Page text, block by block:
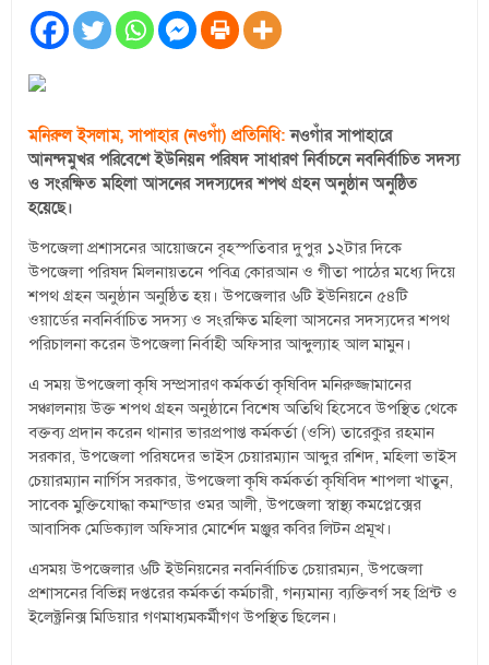
মনিরুল ইসলাম, সাপাহার (নওগাঁ) প্রতিনিধি: নওগাঁর সাপাহারে
আনন্দমুখর পরিবেশে ইউনিয়ন পরিষদ সাধারণ নির্বাচনে নবনির্বাচিত সদস্য
ও সংরক্ষিত মহিলা আসনের সদস্যদের শপথ গ্রহন অনুষ্ঠান অনুষ্ঠিত
হয়েছে।
উপজেলা প্রশাসনের আয়োজনে বৃহস্পতিবার দুপুর ১২টার দিকে
উপজেলা পরিষদ মিলনায়তনে পবিত্র কোরআন ও গীতা পাঠের মধ্যে দিয়ে
শপথ গ্রহন অনুষ্ঠান অনুষ্ঠিত হয়। উপজেলার ৬টি ইউনিয়নে ৫৪টি
ওয়ার্ডের নবনির্বাচিত সদস্য ও সংরক্ষিত মহিলা আসনের সদস্যদের শপথ
পরিচালনা করেন উপজেলা নির্বাহী অফিসার আব্দুল্যাহ আল মামুন।
এ সময় উপজেলা কৃষি সম্প্রসারণ কর্মকর্তা কৃষিবিদ মনিরুজ্জামানের
সঞ্চালনায় উক্ত শপথ গ্রহন অনুষ্ঠানে বিশেষ অতিথি হিসেবে উপস্থিত থেকে
বক্তব্য প্রদান করেন থানার ভারপ্রপাপ্ত কর্মকর্তা (ওসি) তারেকুর রহমান
সরকার, উপজেলা পরিষদের ভাইস চেয়ারম্যান আব্দুর রশিদ, মহিলা ভাইস
চেয়ারম্যান নার্গিস সরকার, উপজেলা কৃষি কর্মকর্তা কৃষিবিদ শাপলা খাতুন,
সাবেক মুক্তিযোদ্ধা কমান্ডার ওমর আলী, উপজেলা স্বাস্থ্য কমপ্লেক্সের
আবাসিক মেডিক্যাল অফিসার মোর্শেদ মঞ্জুর কবির লিটন প্রমূখ।
এসময় উপজেলার ৬টি ইউনিয়নের নবনির্বাচিত চেয়ারম্যন, উপজেলা
প্রশাসনের বিভিন্ন দপ্তরের কর্মকর্তা কর্মচারী, গন্যমান্য ব্যক্তিবর্গ সহ প্রিন্ট ও
ইলেক্ট্রনিক্স মিডিয়ার গণমাধ্যমকর্মীগণ উপস্থিত ছিলেন।